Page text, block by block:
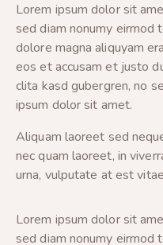
Lorem ipsum dolor sit
sed diam nonumy
dolore magna aliquyam
eos et accusam et justo
clita kasd gubergren, no
ipsum dolor sit amet.
Aliquam laoreet sed
nec quam laoreet, in
urna, vulputate at est
Lorem ipsum dolor sit
sed diam nonumy